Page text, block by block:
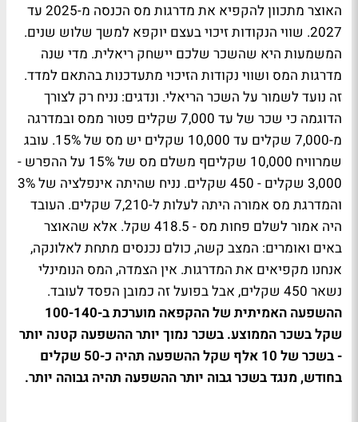
האוצר מתכוון להקפיא את מדרגות מס הכנסה מ-2025 עד
2027. שווי הנקודות זיכוי בעצם יוקפא למשך שלוש שנים.
המשמעות היא שהשכר שלכם יישחק ריאלית. מדי שנה
מדרגות המס ושווי נקודות הזיכוי מתעדכנות בהתאם למדד.
זה נועד לשמור על השכר הריאלי. ונדגים: נניח רק לצורך
הדוגמה כי שכר של עד 7,000 שקלים פטור ממס ובמדרגה
מ-7,000 שקלים עד 10,000 שקלים יש מס של 15%. עובג
שמרוויח 10,000 שקליםף משלם מס של 15% על ההפרש -
3,000 שקלים - 450 שקלים. נניח שהיתה אינפלציה של 3%
והמדרגת מס אמורה היתה לעלות ל-7,210 שקלים. העובד
היה אמור לשלם פחות מס - 418.5 שקל. אלא שהאוצר
באים ואומרים: המצב קשה, כולם נכנסים מתחת לאלונקה,
אנחנו מקפיאים את המדרגות. אין הצמדה, המס הנומינלי
נשאר 450 שקלים, אבל בפועל זה כמובן הפסד לעובד.
ההשפעה האמיתית של ההקפאה מוערכת ב-100-140
שקל בשכר הממוצע. בשכר נמוך יותר ההשפעה קטנה יותר
- בשכר של 10 אלף שקל ההשפעה תהיה כ-50 שקלים
בחודש, מנגד בשכר גבוה יותר ההשפעה תהיה גבוהה יותר.